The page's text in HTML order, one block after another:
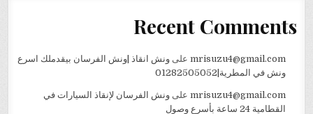
Recent Comments
mrisuzu4@gmail.comعلى ونش انقاذ |ونش الفرسان بيقدملك اسرع
ونش في المطرية|01282505052
mrisuzu4@gmail.comعلى ونش الفرسان لإنقاذ السيارات في
القطامية 24 ساعة بأسرع وصول